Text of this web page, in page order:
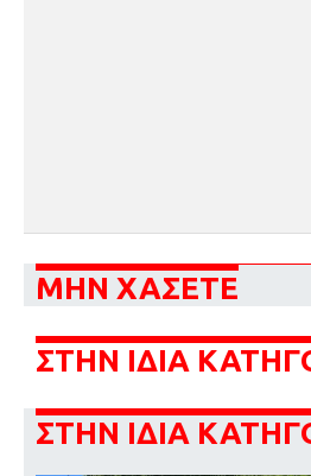
ΜΗΝ ΧΑΣΕΤΕ
ΣΤΗΝ ΙΔΙΑ
ΣΤΗΝ ΙΔΙΑ